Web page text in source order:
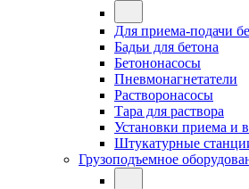
Для приема-подачи
Бадьи для бетона
Бетононасосы
Пневмонагнетатели
Растворонасосы
Тара для раствора
Установки приема и
Штукатурные
Грузоподъемное